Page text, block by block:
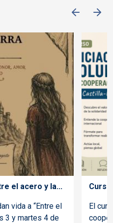
el acero y la...
vida a “Entre el
3 y martes 4 de
El